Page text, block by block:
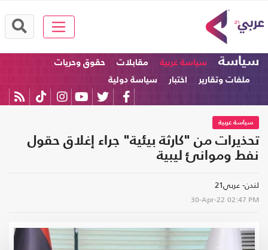
سياسة سياسة عربية مقابلات
حقوق وحريات
ملفات وتقارير
اختبار سياسة دولية
سياسة عربية
تحذيرات من "كارثة بيئية" جراء إغلاق حقول
نفط وموانئ ليبية
لندن- عربي21
30-Apr-22 02:47 PM